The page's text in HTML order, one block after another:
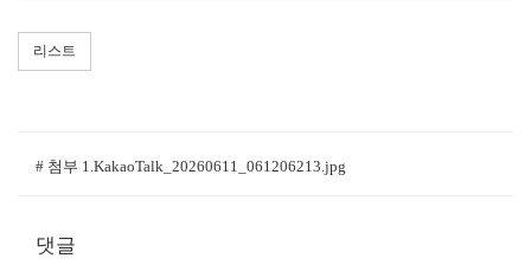
리스트
# 첨부 1.KakaoTalk_20260611_061206213.jpg
댓글